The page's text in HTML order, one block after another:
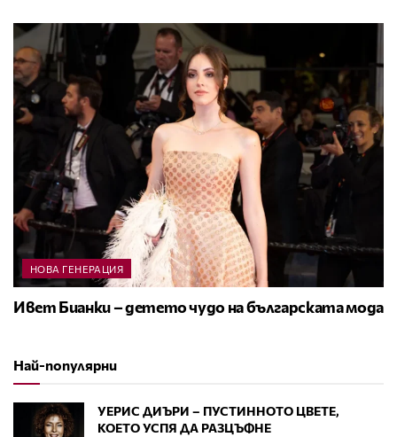
НОВА ГЕНЕРАЦИЯ
Ивет Бианки – детето чудо на българската мода
Най-популярни
УЕРИС ДИЪРИ – ПУСТИННОТО ЦВЕТЕ,
КОЕТО УСПЯ ДА РАЗЦЪФНЕ